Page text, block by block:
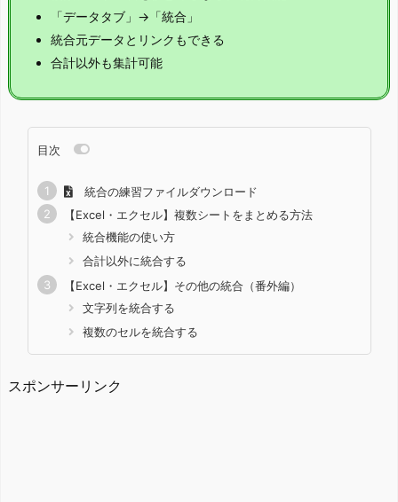
「データタブ」→「統合」
統合元データとリンクもできる
合計以外も集計可能
目次
統合の練習ファイルダウンロード
【Excel・エクセル】複数シートをまとめる方法
統合機能の使い方
合計以外に統合する
【Excel・エクセル】その他の統合（番外編）
文字列を統合する
複数のセルを統合する
スポンサーリンク